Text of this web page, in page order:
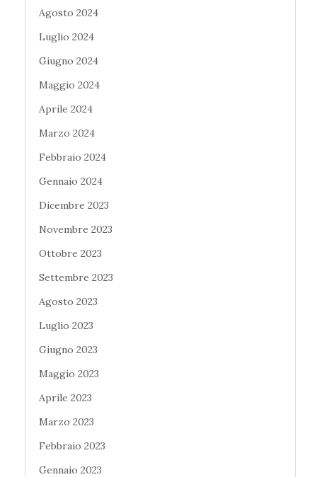
Agosto 2024
Luglio 2024
Giugno 2024
Maggio 2024
Aprile 2024
Marzo 2024
Febbraio 2024
Gennaio 2024
Dicembre 2023
Novembre 2023
Ottobre 2023
Settembre 2023
Agosto 2023
Luglio 2023
Giugno 2023
Maggio 2023
Aprile 2023
Marzo 2023
Febbraio 2023
Gennaio 2023